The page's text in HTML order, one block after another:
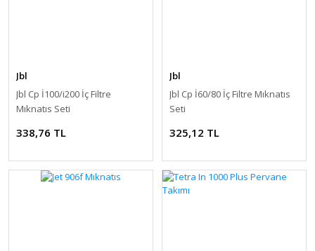
Jbl
Jbl Cp İ100/i200 İç Filtre
Mıknatıs Seti
338,76 TL
Jbl
Jbl Cp İ60/80 İç Filtre Mıknatıs
Seti
325,12 TL